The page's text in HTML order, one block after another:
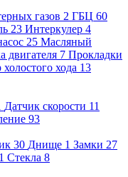
газов 2 ГБЦ 60
23 Интеркулер 4
25 Масляный
двигателя 7 Прокладки
холостого хода 13
Датчик скорости 11
93
30 Днище 1 Замки 27
Стекла 8